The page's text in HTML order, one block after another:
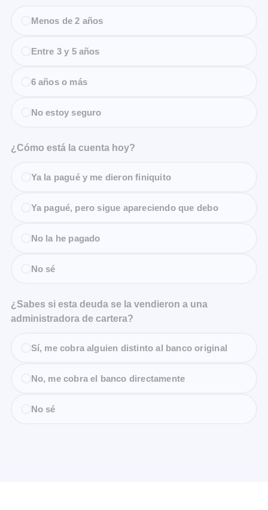
Menos de 2 años
Entre 3 y 5 años
6 años o más
No estoy seguro
¿Cómo está la cuenta hoy?
Ya la pagué y me dieron finiquito
Ya pagué, pero sigue apareciendo que debo
No la he pagado
No sé
¿Sabes si esta deuda se la vendieron a una
administradora de cartera?
Sí, me cobra alguien distinto al banco original
No, me cobra el banco directamente
No sé